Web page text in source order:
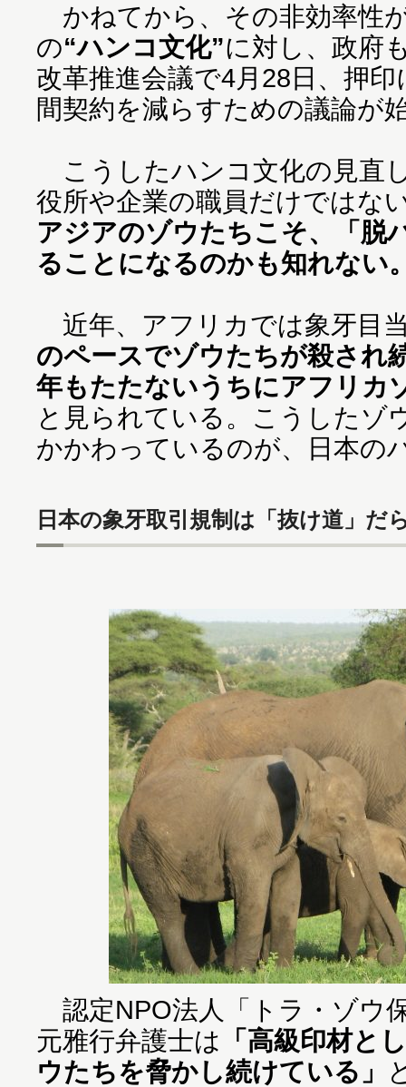
かねてから、その非効率性
の“ハンコ文化”に対し、政府
改革推進会議で4月28日、押
間契約を減らすための議論が
こうしたハンコ文化の見直
役所や企業の職員だけではな
アジアのゾウたちこそ、「脱
ることになるのかも知れない
近年、アフリカでは象牙目
のペースでゾウたちが殺され
年もたたないうちにアフリカ
と見られている。こうしたゾ
かかわっているのが、日本の
日本の象牙取引規制は「抜け道」だ
認定NPO法人「トラ・ゾウ
元雅行弁護士は 「高級印材と
ウたちを脅かし続けている」